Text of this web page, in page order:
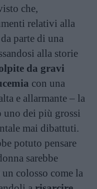
che,
relativi alla
parte di una
alla storie
da gravi
con una
e allarmante – la
uno dei più grossi
mai dibattuti.
potuto pensare
sarebbe
colosso come la